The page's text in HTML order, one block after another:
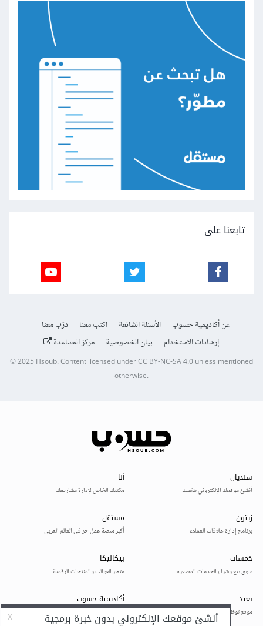
تابعنا على
عن أكاديمية حسوب الأسئلة الشائعة اكتب معنا
درّب معنا
إرشادات الاستخدام
بيان الخصوصية مركز المساعدة
© 2025Hsoub.Content licensed underCC BY-NC-SA 4.0unless mentioned
otherwise.